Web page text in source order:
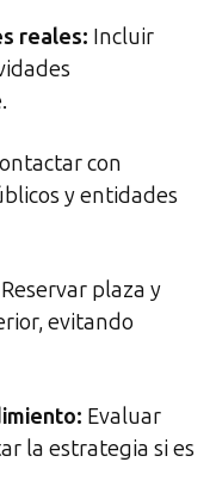
reales: Incluir
con
y entidades
Reservar plaza y
evitando
: Evaluar
la estrategia si es